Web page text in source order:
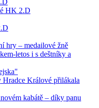
HK 2.D
hry – medailové žně
letos i s deštníky a
Hradce Králové přilákala
kabátě – díky panu